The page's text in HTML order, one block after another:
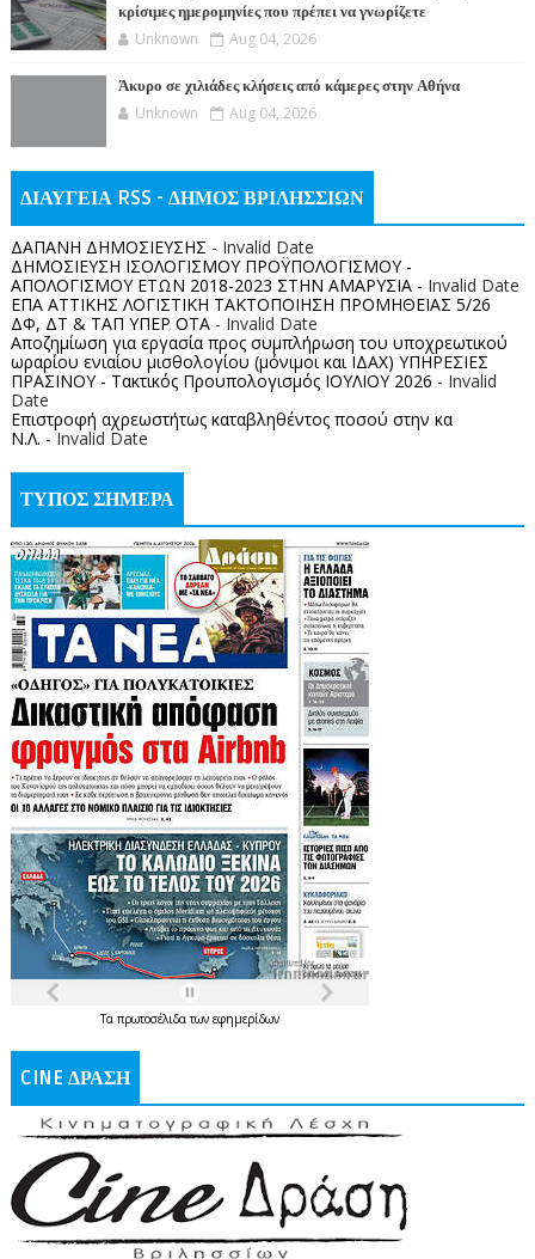
κρίσιμες ημερομηνίες που πρέπει να γνωρίζετε
Unknown Aug 04, 2026
Άκυρο σε χιλιάδες κλήσεις από κάμερες στην Αθήνα
Unknown Aug 04, 2026
ΔΙΑΥΓΕΙΑ RSS - ΔΗΜΟΣ ΒΡΙΛΗΣΣΙΩΝ
ΔΑΠΑΝΗ ΔΗΜΟΣΙΕΥΣΗΣ - Invalid Date
ΔΗΜΟΣΙΕΥΣΗ ΙΣΟΛΟΓΙΣΜΟΥ ΠΡΟΫΠΟΛΟΓΙΣΜΟΥ -
ΑΠΟΛΟΓΙΣΜΟΥ ΕΤΩΝ 2018-2023 ΣΤΗΝ ΑΜΑΡΥΣΙΑ- Invalid Date
ΕΠΑ ΑΤΤΙΚΗΣ ΛΟΓΙΣΤΙΚΗ ΤΑΚΤΟΠΟΙΗΣΗ ΠΡΟΜΗΘΕΙΑΣ 5/26
ΔΦ, ΔΤ & ΤΑΠ ΥΠΕΡ ΟΤΑ- Invalid Date
Αποζημίωση για εργασία προς συμπλήρωση του υποχρεωτικού
ωραρίου ενιαίου μισθολογίου (μόνιμοι και ΙΔΑΧ) ΥΠΗΡΕΣΙΕΣ
ΠΡΑΣΙΝΟΥ - Τακτικός Προυπολογισμός ΙΟΥΛΙΟΥ 2026 - Invalid
Date
Επιστροφή αχρεωστήτως καταβληθέντος ποσoύ στην κα
Ν.Λ. - Invalid Date
ΤΥΠΟΣ ΣΗΜΕΡΑ
Τα πρωτοσέλιδατων εφημερίδων
CINE ΔΡΑΣΗ